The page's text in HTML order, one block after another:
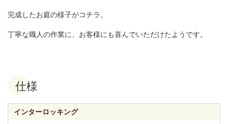
完成したお庭の様子がコチラ。
丁寧な職人の作業に、お客様にも喜んでいただけたようです。
仕様
インターロッキング